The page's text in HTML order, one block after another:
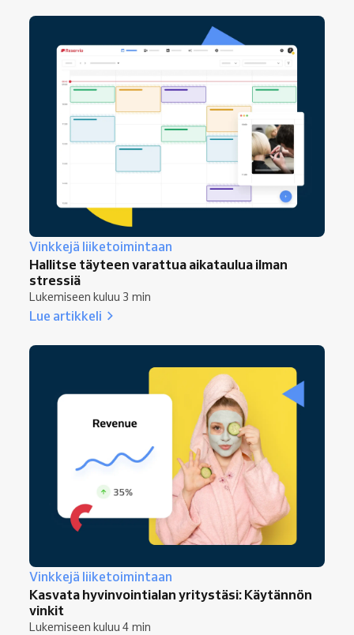
Vinkkejä liiketoimintaan
Hallitse täyteen varattua aikataulua ilman
stressiä
Lukemiseen kuluu 3 min
Lue artikkeli
Vinkkejä liiketoimintaan
Kasvata hyvinvointialan yritystäsi: Käytännön
vinkit
Lukemiseen kuluu 4 min